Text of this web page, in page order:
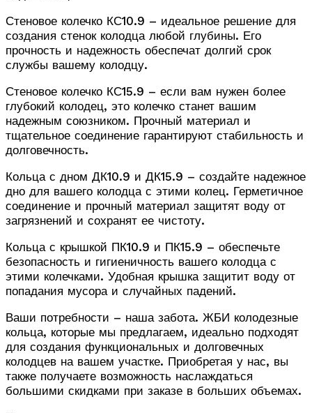
Стеновое колечко КС10.9 – идеальное решение для
создания стенок колодца любой глубины. Его
прочность и надежность обеспечат долгий срок
службы вашему колодцу.
Стеновое колечко КС15.9 – если вам нужен более
глубокий колодец, это колечко станет вашим
надежным союзником. Прочный материал и
тщательное соединение гарантируют стабильность и
долговечность.
Кольца с дном ДК10.9 и ДК15.9 – создайте надежное
дно для вашего колодца с этими колец. Герметичное
соединение и прочный материал защитят воду от
загрязнений и сохранят ее чистоту.
Кольца с крышкой ПК10.9 и ПК15.9 – обеспечьте
безопасность и гигиеничность вашего колодца с
этими колечками. Удобная крышка защитит воду от
попадания мусора и случайных падений.
Ваши потребности – наша забота. ЖБИ колодезные
кольца, которые мы предлагаем, идеально подходят
для создания функциональных и долговечных
колодцев на вашем участке. Приобретая у нас, вы
также получаете возможность наслаждаться
большими скидками при заказе в больших объемах.